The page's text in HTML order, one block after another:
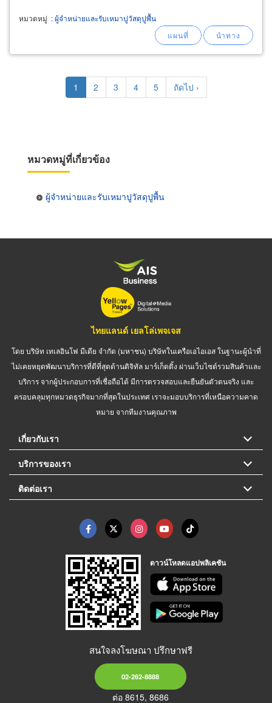
หมวดหมู่ :ผู้จำหน่ายและรับเหมาปูวัสดุปูพื้น
Pagination Current
page
1 Page
2 Page
3 Page
4 Page
5
Next
page
ถัดไป ›
หมวดหมู่ที่เกี่ยวข้อง
ผู้จำหน่ายและรับเหมาปูวัสดุปูพื้น
ไทยแลนด์ เยลโล่เพจเจส
โดย บริษัท เทเลอินโฟ มีเดีย จำกัด (มหาชน) บริษัทในเครือเอไอเอส ในฐานะผู้นำที่
ไม่เคยหยุดพัฒนาบริการที่ดีที่สุดด้านดิจิทัล มาร์เก็ตติ้ง ผ่านเว็บไซต์รวมสินค้าและ
บริการ จากผู้ประกอบการที่เชื่อถือได้ มีการตรวจสอบและยืนยันตัวตนจริง และ
ครอบคลุมทุกหมวดธุรกิจมากที่สุดในประเทศ เราจะมอบบริการที่เหนือความคาด
หมาย จากทีมงานคุณภาพ
เกี่ยวกับเรา
บริการของเรา
ติดต่อเรา
ดาวน์โหลดแอปพลิเคชัน
สนใจลงโฆษณา ปรึกษาฟรี
02-262-8888
ต่อ 8615, 8686